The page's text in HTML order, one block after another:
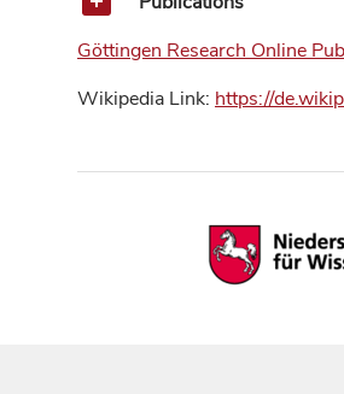
Göttingen Research Online
Wikipedia Link: https://